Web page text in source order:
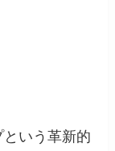
という革新的